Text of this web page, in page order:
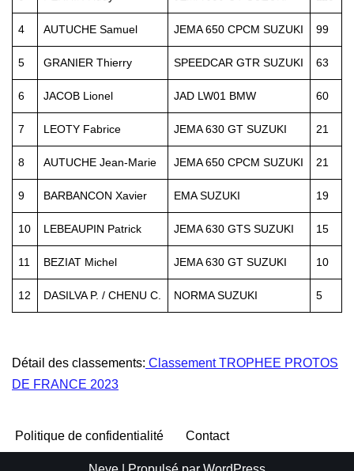
4 AUTUCHE Samuel JEMA 650 CPCM SUZUKI 99
5 GRANIER Thierry SPEEDCAR GTR SUZUKI 63
6 JACOB Lionel JAD LW01 BMW 60
7 LEOTY Fabrice JEMA 630 GT SUZUKI 21
8 AUTUCHE Jean-Marie JEMA 650 CPCM SUZUKI 21
9 BARBANCON Xavier EMA SUZUKI 19
10 LEBEAUPIN Patrick JEMA 630 GTS SUZUKI 15
11 BEZIAT Michel JEMA 630 GT SUZUKI 10
12 DASILVA P. / CHENU C. NORMA SUZUKI 5
Détail des classements: Classement TROPHEE PROTOS
DE FRANCE 2023
Politique de confidentialité Contact